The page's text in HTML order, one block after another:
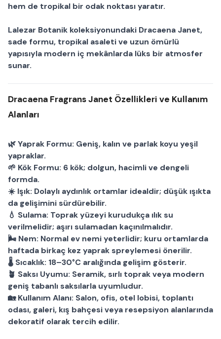
hem de tropikal bir odak noktası yaratır.
Lalezar Botanik koleksiyonundaki Dracaena Janet,
sade formu, tropikal asaleti ve uzun ömürlü
yapısıyla modern iç mekânlarda lüks bir atmosfer
sunar.
Dracaena Fragrans Janet Özellikleri ve Kullanım
Alanları
🌿Yaprak Formu: Geniş, kalın ve parlak koyu yeşil
yapraklar.
🌱 Kök Formu: 6 kök; dolgun, hacimli ve dengeli
formda.
☀️ Işık: Dolaylı aydınlık ortamlar idealdir; düşük ışıkta
da gelişimini sürdürebilir.
💧 Sulama: Toprak yüzeyi kurudukça ılık su
verilmelidir; aşırı sulamadan kaçınılmalıdır.
🌬 Nem: Normal ev nemi yeterlidir; kuru ortamlarda
haftada birkaç kez yaprak spreylemesi önerilir.
🌡 Sıcaklık: 18–30°C aralığında gelişim gösterir.
🪴 Saksı Uyumu: Seramik, sırlı toprak veya modern
geniş tabanlı saksılarla uyumludur.
🏡Kullanım Alanı: Salon, ofis, otel lobisi, toplantı
odası, galeri, kış bahçesi veya resepsiyon alanlarında
dekoratif olarak tercih edilir.